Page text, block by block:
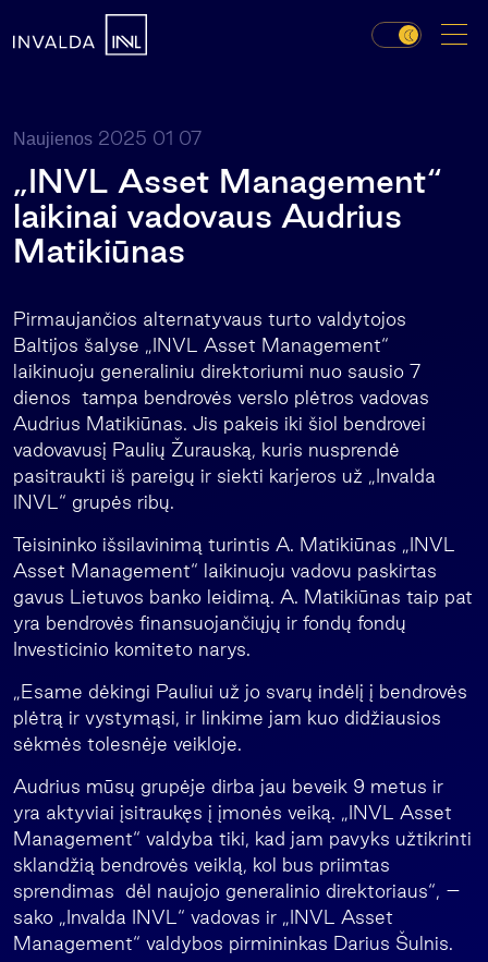
Naujienos 2025 01 07
„INVL Asset Management“
laikinai vadovaus Audrius
Matikiūnas
Pirmaujančios alternatyvaus turto valdytojos
Baltijos šalyse „INVL Asset Management“
laikinuoju generaliniu direktoriumi nuo sausio 7
dienos tampa bendrovės verslo plėtros vadovas
Audrius Matikiūnas. Jis pakeis iki šiol bendrovei
vadovavusį Paulių Žurauską, kuris nusprendė
pasitraukti iš pareigų ir siekti karjeros už „Invalda
INVL“ grupės ribų.
Teisininko išsilavinimą turintis A. Matikiūnas „INVL
Asset Management“ laikinuoju vadovu paskirtas
gavus Lietuvos banko leidimą. A. Matikiūnas taip pat
yra bendrovės finansuojančiųjų ir fondų fondų
Investicinio komiteto narys.
„Esame dėkingi Pauliui už jo svarų indėlį į bendrovės
plėtrą ir vystymąsi, ir linkime jam kuo didžiausios
sėkmės tolesnėje veikloje.
Audrius mūsų grupėje dirba jau beveik 9 metus ir
yra aktyviai įsitraukęs į įmonės veiką. „INVL Asset
Management“ valdyba tiki, kad jam pavyks užtikrinti
sklandžią bendrovės veiklą, kol bus priimtas
sprendimas dėl naujojo generalinio direktoriaus“, –
sako „Invalda INVL“ vadovas ir „INVL Asset
Management“ valdybos pirmininkas Darius Šulnis.